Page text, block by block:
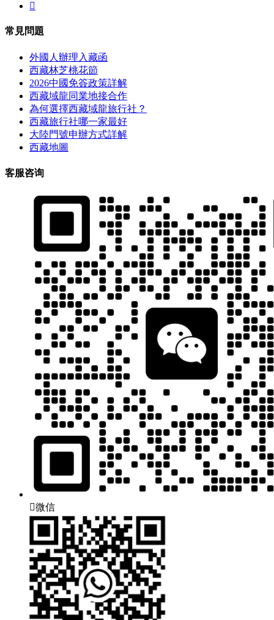

常見問題
外國人辦理入藏函
西藏林芝桃花節
2026中國免簽政策詳解
西藏域龍同業地接合作
為何選擇西藏域龍旅行社？
西藏旅行社哪一家最好
大陸門號申辦方式詳解
西藏地圖
客服咨询
微信